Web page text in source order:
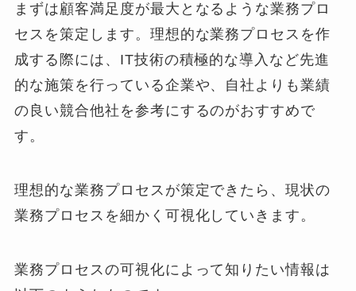
まずは顧客満足度が最大となるような業務プロ
セスを策定します。理想的な業務プロセスを作
成する際には、IT技術の積極的な導入など先進
的な施策を行っている企業や、自社よりも業績
の良い競合他社を参考にするのがおすすめで
す。
理想的な業務プロセスが策定できたら、現状の
業務プロセスを細かく可視化していきます。
業務プロセスの可視化によって知りたい情報は